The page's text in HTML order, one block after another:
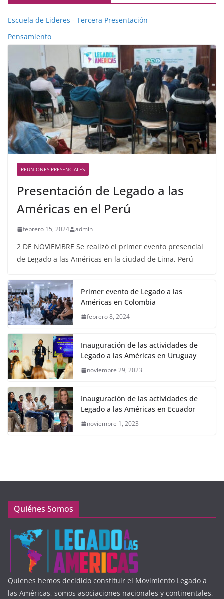
Escuela de Lideres - Tercera Presentación
Pensamiento
REUNIONES PRESENCIALES
Presentación de Legado a las
Américas en el Perú
febrero 15, 2024 admin
2 DE NOVIEMBRE Se realizó el primer evento presencial
de Legado a las Américas en la ciudad de Lima, Perú
Primer evento de Legado a las
Américas en Colombia
febrero 8, 2024
Inauguración de las actividades de
Legado a las Américas en Uruguay
noviembre 29, 2023
Inauguración de las actividades de
Legado a las Américas en Ecuador
noviembre 1, 2023
Quiénes Somos
Quienes hemos decidido constituir el Movimiento Legado a
las Américas, somos asociaciones nacionales y continentales,